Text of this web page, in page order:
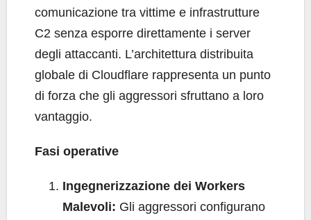
comunicazione tra vittime e infrastrutture
C2 senza esporre direttamente i server
degli attaccanti. L’architettura distribuita
globale di Cloudflare rappresenta un punto
di forza che gli aggressori sfruttano a loro
vantaggio.
Fasi operative
Ingegnerizzazione dei Workers
Malevoli: Gli aggressori configurano